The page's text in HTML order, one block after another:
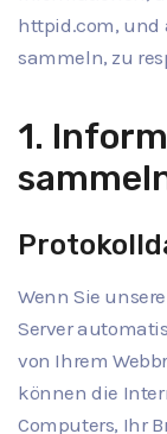
httpid.com, und
sammeln, zu
1.
Wenn Sie
Server
von Ihrem
können die
Computers, Ihr